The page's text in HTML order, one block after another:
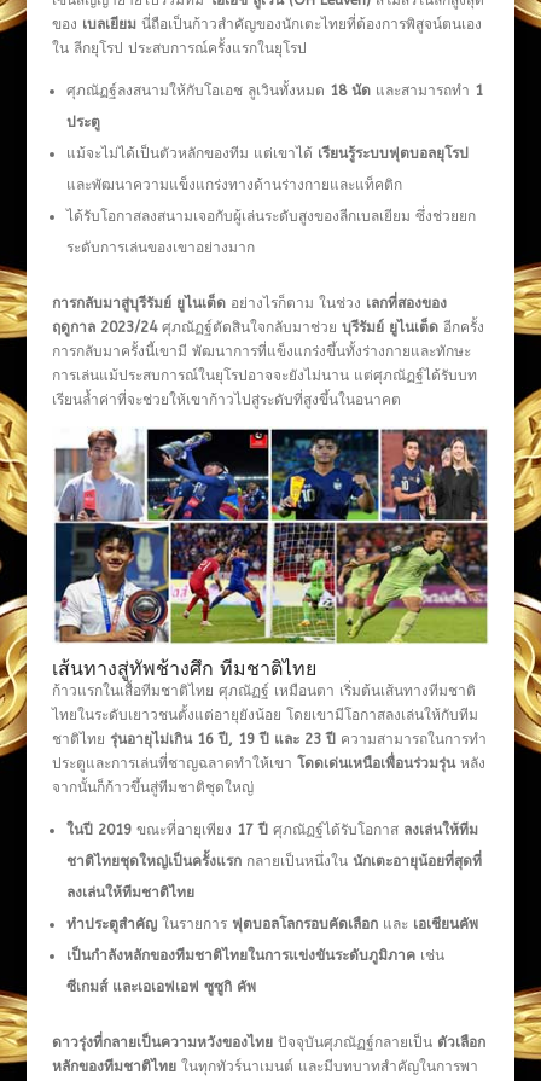
ของ เบลเยียมนี่ถือเป็นก้าวสำคัญของนักเตะไทยที่ต้องการพิสูจน์ตนเอง
ใน ลีกยุโรป ประสบการณ์ครั้งแรกในยุโรป
ศุภณัฏฐ์ลงสนามให้กับโอเอช ลูเวินทั้งหมด 18 นัดและสามารถทำ 1
ประตู
แม้จะไม่ได้เป็นตัวหลักของทีม แต่เขาได้ เรียนรู้ระบบฟุตบอลยุโรป
และพัฒนาความแข็งแกร่งทางด้านร่างกายและแท็คติก
ได้รับโอกาสลงสนามเจอกับผู้เล่นระดับสูงของลีกเบลเยียม ซึ่งช่วยยก
ระดับการเล่นของเขาอย่างมาก
การกลับมาสู่บุรีรัมย์ ยูไนเต็ดอย่างไรก็ตาม ในช่วง เลกที่สองของ
ฤดูกาล 2023/24ศุภณัฏฐ์ตัดสินใจกลับมาช่วย บุรีรัมย์ ยูไนเต็ดอีกครั้ง
การกลับมาครั้งนี้เขามี พัฒนาการที่แข็งแกร่งขึ้นทั้งร่างกายและทักษะ
การเล่นแม้ประสบการณ์ในยุโรปอาจจะยังไม่นาน แต่ศุภณัฏฐ์ได้รับบท
เรียนล้ำค่าที่จะช่วยให้เขาก้าวไปสู่ระดับที่สูงขึ้นในอนาคต
เส้นทางสู่ทัพช้างศึก ทีมชาติไทย
ก้าวแรกในเสื้อทีมชาติไทย ศุภณัฏฐ์ เหมือนตา เริ่มต้นเส้นทางทีมชาติ
ไทยในระดับเยาวชนตั้งแต่อายุยังน้อย โดยเขามีโอกาสลงเล่นให้กับทีม
ชาติไทย รุ่นอายุไม่เกิน 16 ปี, 19 ปี และ 23 ปี ความสามารถในการทำ
ประตูและการเล่นที่ชาญฉลาดทำให้เขา โดดเด่นเหนือเพื่อนร่วมรุ่นหลัง
จากนั้นก็ก้าวขึ้นสู่ทีมชาติชุดใหญ่
ในปี 2019ขณะที่อายุเพียง 17 ปี ศุภณัฏฐ์ได้รับโอกาส ลงเล่นให้ทีม
ชาติไทยชุดใหญ่เป็นครั้งแรกกลายเป็นหนึ่งใน นักเตะอายุน้อยที่สุดที่
ลงเล่นให้ทีมชาติไทย
ทำประตูสำคัญในรายการ ฟุตบอลโลกรอบคัดเลือกและ เอเชียนคัพ
เป็นกำลังหลักของทีมชาติไทยในการแข่งขันระดับภูมิภาคเช่น
ซีเกมส์ และเอเอฟเอฟ ซูซูกิ คัพ
ดาวรุ่งที่กลายเป็นความหวังของไทยปัจจุบันศุภณัฏฐ์กลายเป็น ตัวเลือก
หลักของทีมชาติไทยในทุกทัวร์นาเมนต์ และมีบทบาทสำคัญในการพา